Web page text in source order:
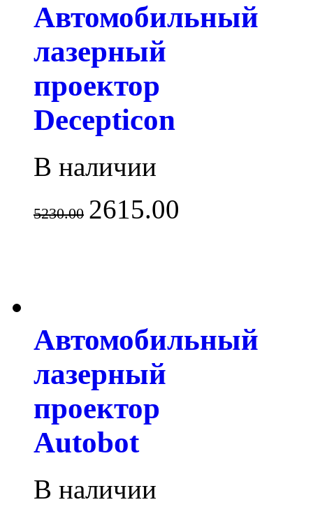
Автомобильный
лазерный
проектор
Decepticon
В наличии
5230.00 2615.00
Автомобильный
лазерный
проектор
Autobot
В наличии